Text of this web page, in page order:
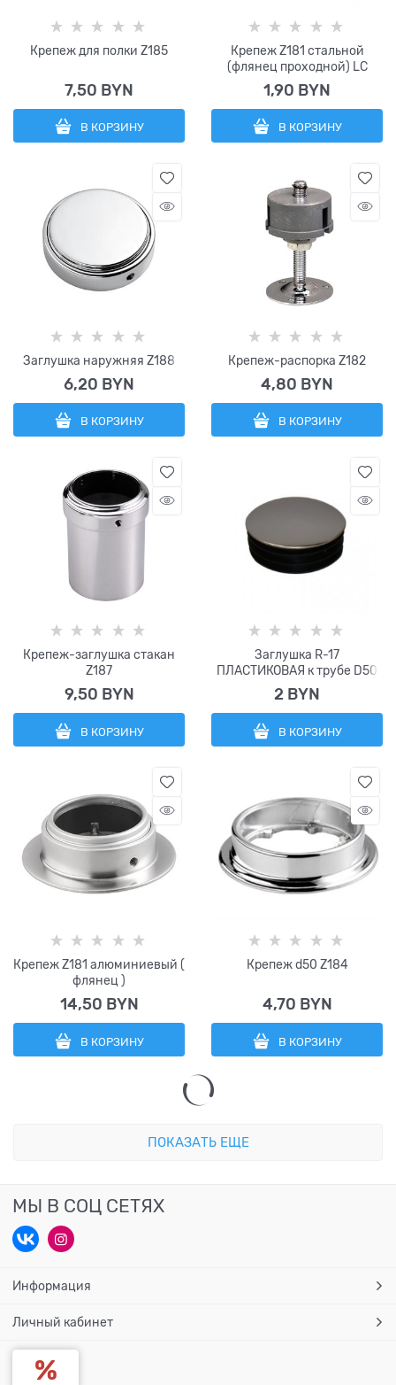
Крепеж для полки Z185
7,50 BYN
В КОРЗИНУ
Крепеж Z181 стальной
(флянец проходной) LC
1,90 BYN
В КОРЗИНУ
Заглушка наружняя Z188
6,20 BYN
В КОРЗИНУ
Крепеж-распорка Z182
4,80 BYN
В КОРЗИНУ
Крепеж-заглушка стакан
Z187
9,50 BYN
В КОРЗИНУ
Заглушка R-17
ПЛАСТИКОВАЯ к трубе D50
2 BYN
В КОРЗИНУ
Крепеж Z181 алюминиевый (
флянец )
14,50 BYN
В КОРЗИНУ
Крепеж d50 Z184
4,70 BYN
В КОРЗИНУ
ПОКАЗАТЬ ЕЩЕ
МЫ В СОЦ СЕТЯХ
Информация
Личный кабинет